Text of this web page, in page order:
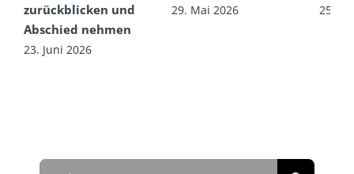
zurückblicken und
Abschied nehmen
23. Juni 2026
29. Mai 2026 25.
Suche